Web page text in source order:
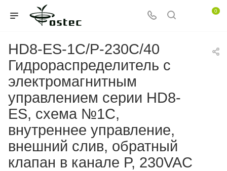
0
HD8-ES-1C/P-230C/40
Гидрораспределитель с
электромагнитным
управлением серии HD8-
ES, схема №1C,
внутреннее управление,
внешний слив, обратный
клапан в канале P, 230VAC